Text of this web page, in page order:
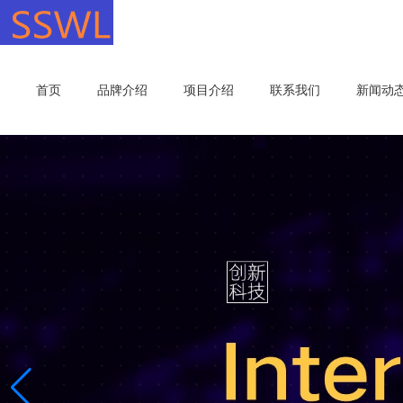
首页 品牌介绍 项目介绍 联系我们 新闻动